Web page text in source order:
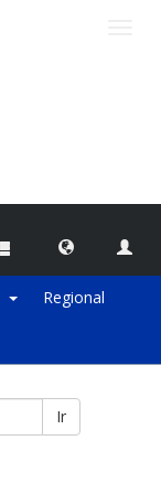
Regional
Ir